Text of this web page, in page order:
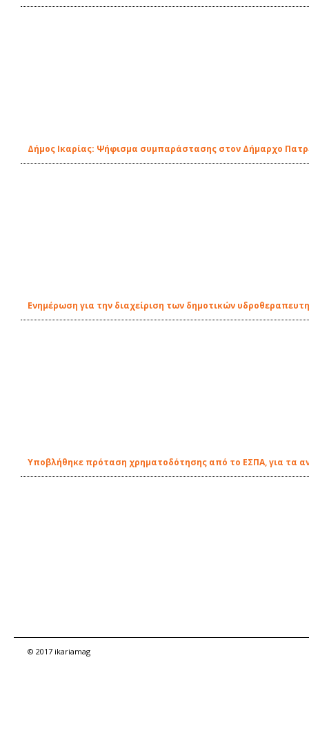
Δήμος Ικαρίας: Ψήφισμα συμπαράστασης στον Δήμαρχο
Ενημέρωση για την διαχείριση των δημοτικών
Υποβλήθηκε πρόταση χρηματοδότησης από το ΕΣΠΑ, για τα
© 2017 ikariamag